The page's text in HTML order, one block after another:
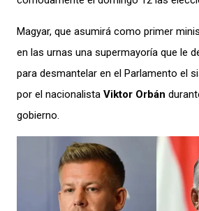
Magyar, que asumirá como primer
en las urnas una supermayoría que le
para desmantelar en el Parlamento el
por el nacionalista Viktor Orbán
gobierno.